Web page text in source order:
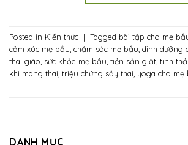
Posted in Kiến thức | Tagged bài tập cho mẹ
cảm xúc mẹ bầu chăm sóc mẹ bầu dinh dưỡng
thai giáo sức khỏe mẹ bầu tiền sản giật tinh
khi mang thai triệu chứng sảy thai yoga cho mẹ
DANH MỤC